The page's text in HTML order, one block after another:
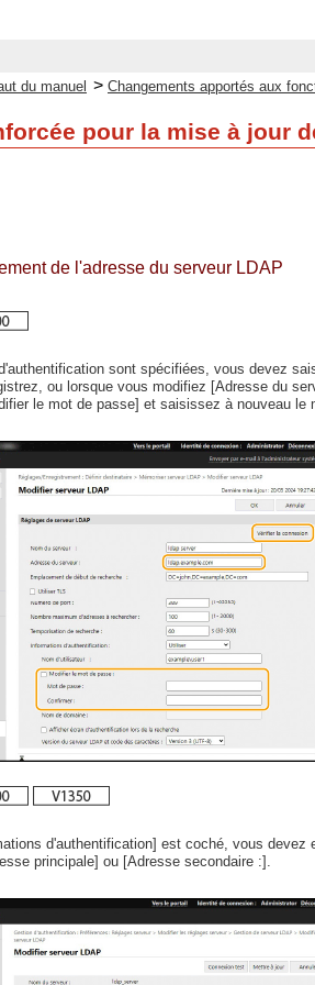
du manuel > Changements apportés aux
pour la mise à jour
de l'adresse du serveur LDAP
sont spécifiées, vous devez
ou lorsque vous modifiez [Adresse du
le mot de passe] et saisissez à nouveau le
d'authentification] est coché, vous
principale] ou [Adresse secondaire :].